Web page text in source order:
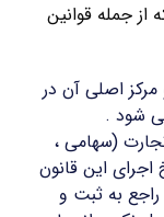
جمله قوانین
اصلی آن در
شود .
(سهامی ،
اجرای این قانون
به ثبت و